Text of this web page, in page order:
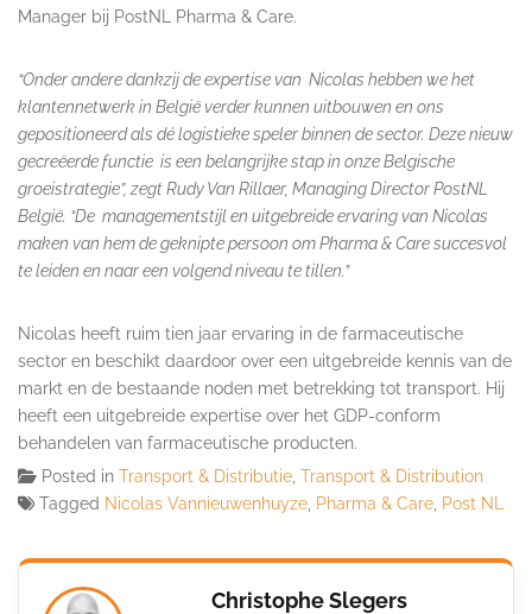
Manager bij PostNL Pharma & Care.
“Onder andere dankzij de expertise van Nicolas hebben we het
klantennetwerk in België verder kunnen uitbouwen en ons
gepositioneerd als dé logistieke speler binnen de sector. Deze nieuw
gecreëerde functie is een belangrijke stap in onze Belgische
groeistrategie”, zegt Rudy Van Rillaer, Managing Director PostNL
België. “De managementstijl en uitgebreide ervaring van Nicolas
maken van hem de geknipte persoon om Pharma & Care succesvol
te leiden en naar een volgend niveau te tillen.”
Nicolas heeft ruim tien jaar ervaring in de farmaceutische
sector en beschikt daardoor over een uitgebreide kennis van de
markt en de bestaande noden met betrekking tot transport. Hij
heeft een uitgebreide expertise over het GDP-conform
behandelen van farmaceutische producten.
Posted in Transport & Distributie Transport & Distribution
Tagged Nicolas Vannieuwenhuyze Pharma & Care Post NL
Christophe Slegers